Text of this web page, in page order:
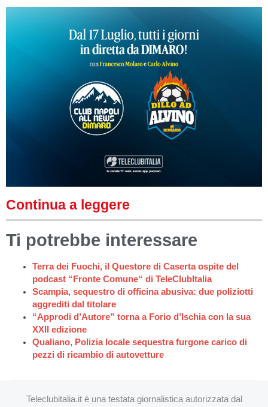
Continua a leggere
Ti potrebbe interessare
Terra dei Fuochi, il Questore di Caserta ospite del
podcast “Fronte Comune“ di TeleClubItalia
Scampia, sequestro di officina abusiva: due poliziotti
aggrediti dal titolare
“Approdi d’Autore” torna a Forio d’Ischia con la sua
XXII edizione
Qualiano, Polizia locale sequestra furgone carico di
pezzi di ricambio di autovetture
Teleclubitalia.it è una testata giornalistica autorizzata dal